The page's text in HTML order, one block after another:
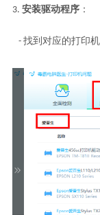
3. 安装驱动程序：
- 找到对应的打印